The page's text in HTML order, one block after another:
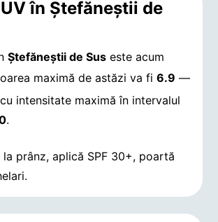
în Ştefăneştii de
Ştefăneştii de Sus este acum
maximă de astăzi va fi6.9 —
intensitate maximă în intervalul
.
la prânz, aplică SPF 30+, poartă